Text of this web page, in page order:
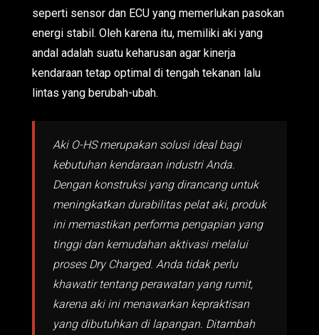
seperti sensor dan ECU yang memerlukan pasokan
energi stabil. Oleh karena itu, memiliki aki yang
andal adalah suatu keharusan agar kinerja
kendaraan tetap optimal di tengah tekanan lalu
lintas yang berubah-ubah.
Aki O-HS merupakan solusi ideal bagi
kebutuhan kendaraan industri Anda.
Dengan konstruksi yang dirancang untuk
meningkatkan durabilitas pelat aki, produk
ini memastikan performa pengapian yang
tinggi dan kemudahan aktivasi melalui
proses Dry Charged. Anda tidak perlu
khawatir tentang perawatan yang rumit,
karena aki ini menawarkan kepraktisan
yang dibutuhkan di lapangan. Ditambah